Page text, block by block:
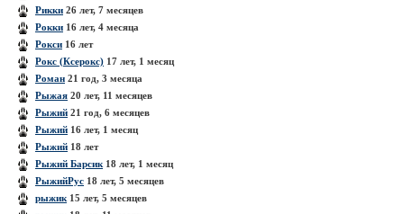
Рикки 26 лет, 7 месяцев
Рокки 16 лет, 4 месяца
Рокси 16 лет
Рокс (Ксерокс) 17 лет, 1 месяц
Роман 21 год, 3 месяца
Рыжая 20 лет, 11 месяцев
Рыжий 21 год, 6 месяцев
Рыжий 16 лет, 1 месяц
Рыжий 18 лет
Рыжий Барсик 18 лет, 1 месяц
РыжийРус 18 лет, 5 месяцев
рыжик 15 лет, 5 месяцев